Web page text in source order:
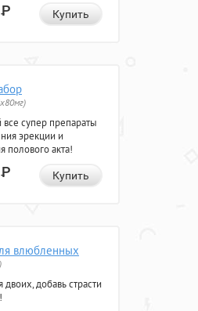
Р Купить
супер препараты
эрекции и
полового акта!
Р Купить
влюбленных
добавь страсти